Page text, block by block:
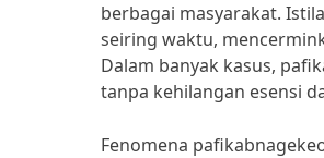
berbagai masyarakat.
seiring waktu,
Dalam banyak kasus,
tanpa kehilangan esensi
Fenomena